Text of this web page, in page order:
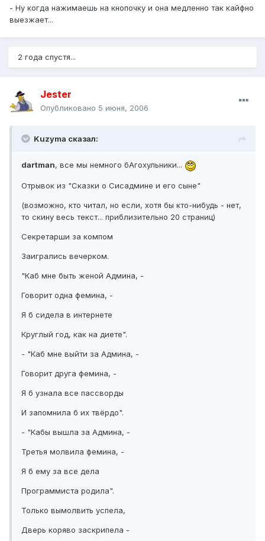
- Ну когда нажимаешь на кнопочку и она медленно так кайфно
выезжает...
2 года спустя...
Jester
Опубликовано 5 июня, 2006
Kuzyma сказал:
dartman, все мы немного бАгохульники...
Отрывок из "Сказки о Сисадмине и его сыне"
(возможно, кто читал, но если, хотя бы кто-нибудь - нет,
то скину весь текст... приблизительно 20 страниц)
Секретарши за компом
Заигрались вечерком.
"Каб мне быть женой Админа, -
Говорит одна фемина, -
Я б сидела в интернете
Круглый год, как на диете".
- "Каб мне выйти за Админа, -
Говорит друга фемина, -
Я б узнала все пассворды
И запомнила б их твёрдо".
- "Кабы вышла за Админа, -
Третья молвила фемина, -
Я б ему за все дела
Программиста родила".
Только вымолвить успела,
Дверь коряво заскрипела -